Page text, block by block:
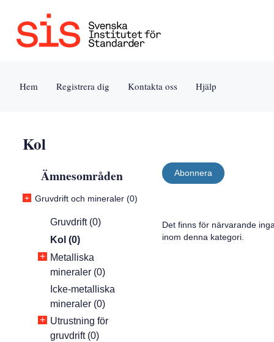
Jump
Tillgänglighet
Användarvillkor
Hem Registrera dig Kontakta oss Hjälp
Kol
Ämnesområden
+ Gruvdrift och mineraler (0)
Gruvdrift (0)
Kol (0)
+ Metalliska
mineraler (0)
Icke-metalliska
mineraler (0)
+ Utrustning för
gruvdrift (0)
Abonnera
Det finns för närvarande
inom denna kategori.